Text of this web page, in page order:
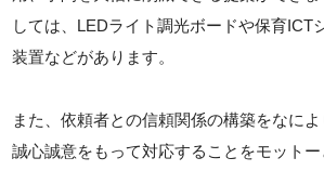
しては、LEDライト調光ボードや保育ICT
装置などがあります。
また、依頼者との信頼関係の構築をなによ
誠心誠意をもって対応することをモット